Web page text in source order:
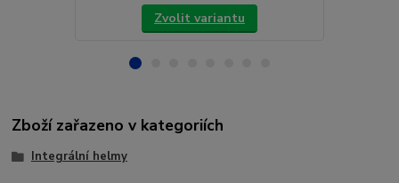
Zvolit variantu
Zboží zařazeno v kategoriích
Integrální helmy